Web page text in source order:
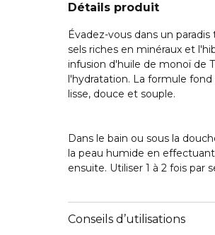
Détails produit
Évadez-vous dans un
sels riches en minéraux et
infusion d'huile de monoï de
l'hydratation. La formule
lisse, douce et souple.
Dans le bain ou sous la
la peau humide en
ensuite. Utiliser 1 à 2 fois par
Conseils d’utilisations